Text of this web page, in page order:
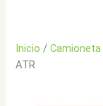
Inicio /Camioneta
ATR